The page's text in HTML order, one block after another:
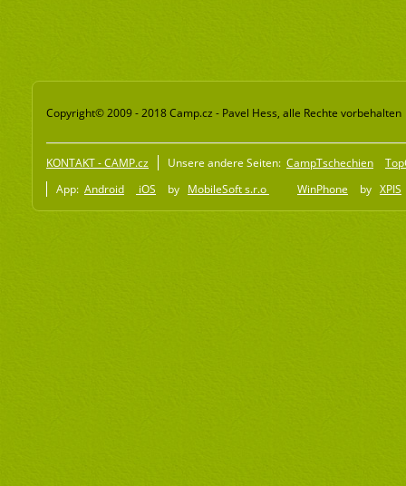
Copyright© 2009 - 2018 Camp.cz - Pavel Hess, alle Rechte vorbehalten
KONTAKT - CAMP.cz Unsere andere Seiten: CampTschechien
App: Android iOS by MobileSoft s.r.o WinPhone by XPIS